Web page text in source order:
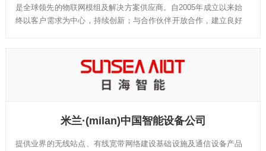
是全球领先的物联网模组及解决方案供应商。自2005年成立以来始
终以客户需求为中心，持续创新；与合作伙伴开放合作，建立良好
以及5G全系列无线通信模块以及基于无线通信模块的物联网应用解
决方案。我们的产品应用于车载运输、能源表计、工业网关、公网
对讲、安全支付、消费电子及智慧城市等行业。同时我们拥有超过
续提升客户体验，为客户创造最大价值。
米兰·(milan)中国智能设备公司
提供业界的无线站点、有线宽带网络建设基础设施及通信设备产品